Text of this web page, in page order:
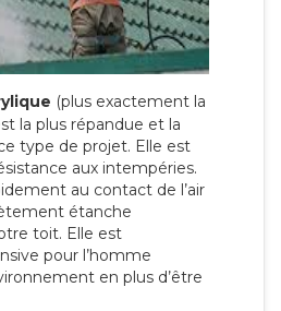
(plus exactement la
la plus répandue et la
type de projet. Elle est
aux intempéries.
au contact de l’air
étanche
toit. Elle est
pour l’homme
en plus d’être